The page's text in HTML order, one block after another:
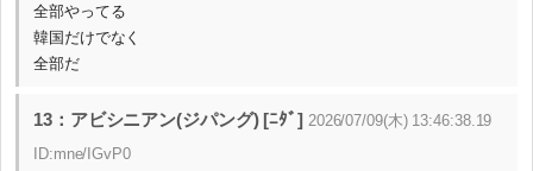
全部やってる
韓国だけでなく
全部だ
13：アビシニアン(ジパング) [ﾆﾀﾞ] 2026/07/09(木) 13:46:38.19
ID:mne/IGvP0